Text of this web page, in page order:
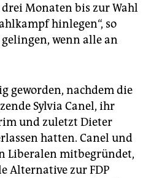
Monaten bis zur Wahl
hinlegen“, so
wenn alle an
geworden, nachdem die
Sylvia Canel, ihr
und zuletzt Dieter
hatten. Canel und
Liberalen mitbegründet,
Alternative zur FDP